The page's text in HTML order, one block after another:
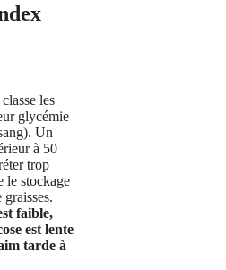
les
glycémie
Un
à 50
trop
le stockage
faible,
est lente
tarde à